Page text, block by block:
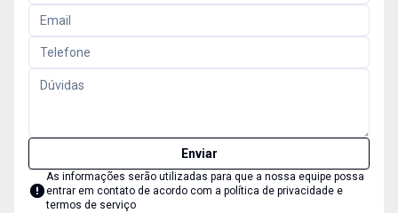
Enviar
As informações serão utilizadas para que a nossa equipe possa
entrar em contato de acordo com a política de privacidade e
termos de serviço